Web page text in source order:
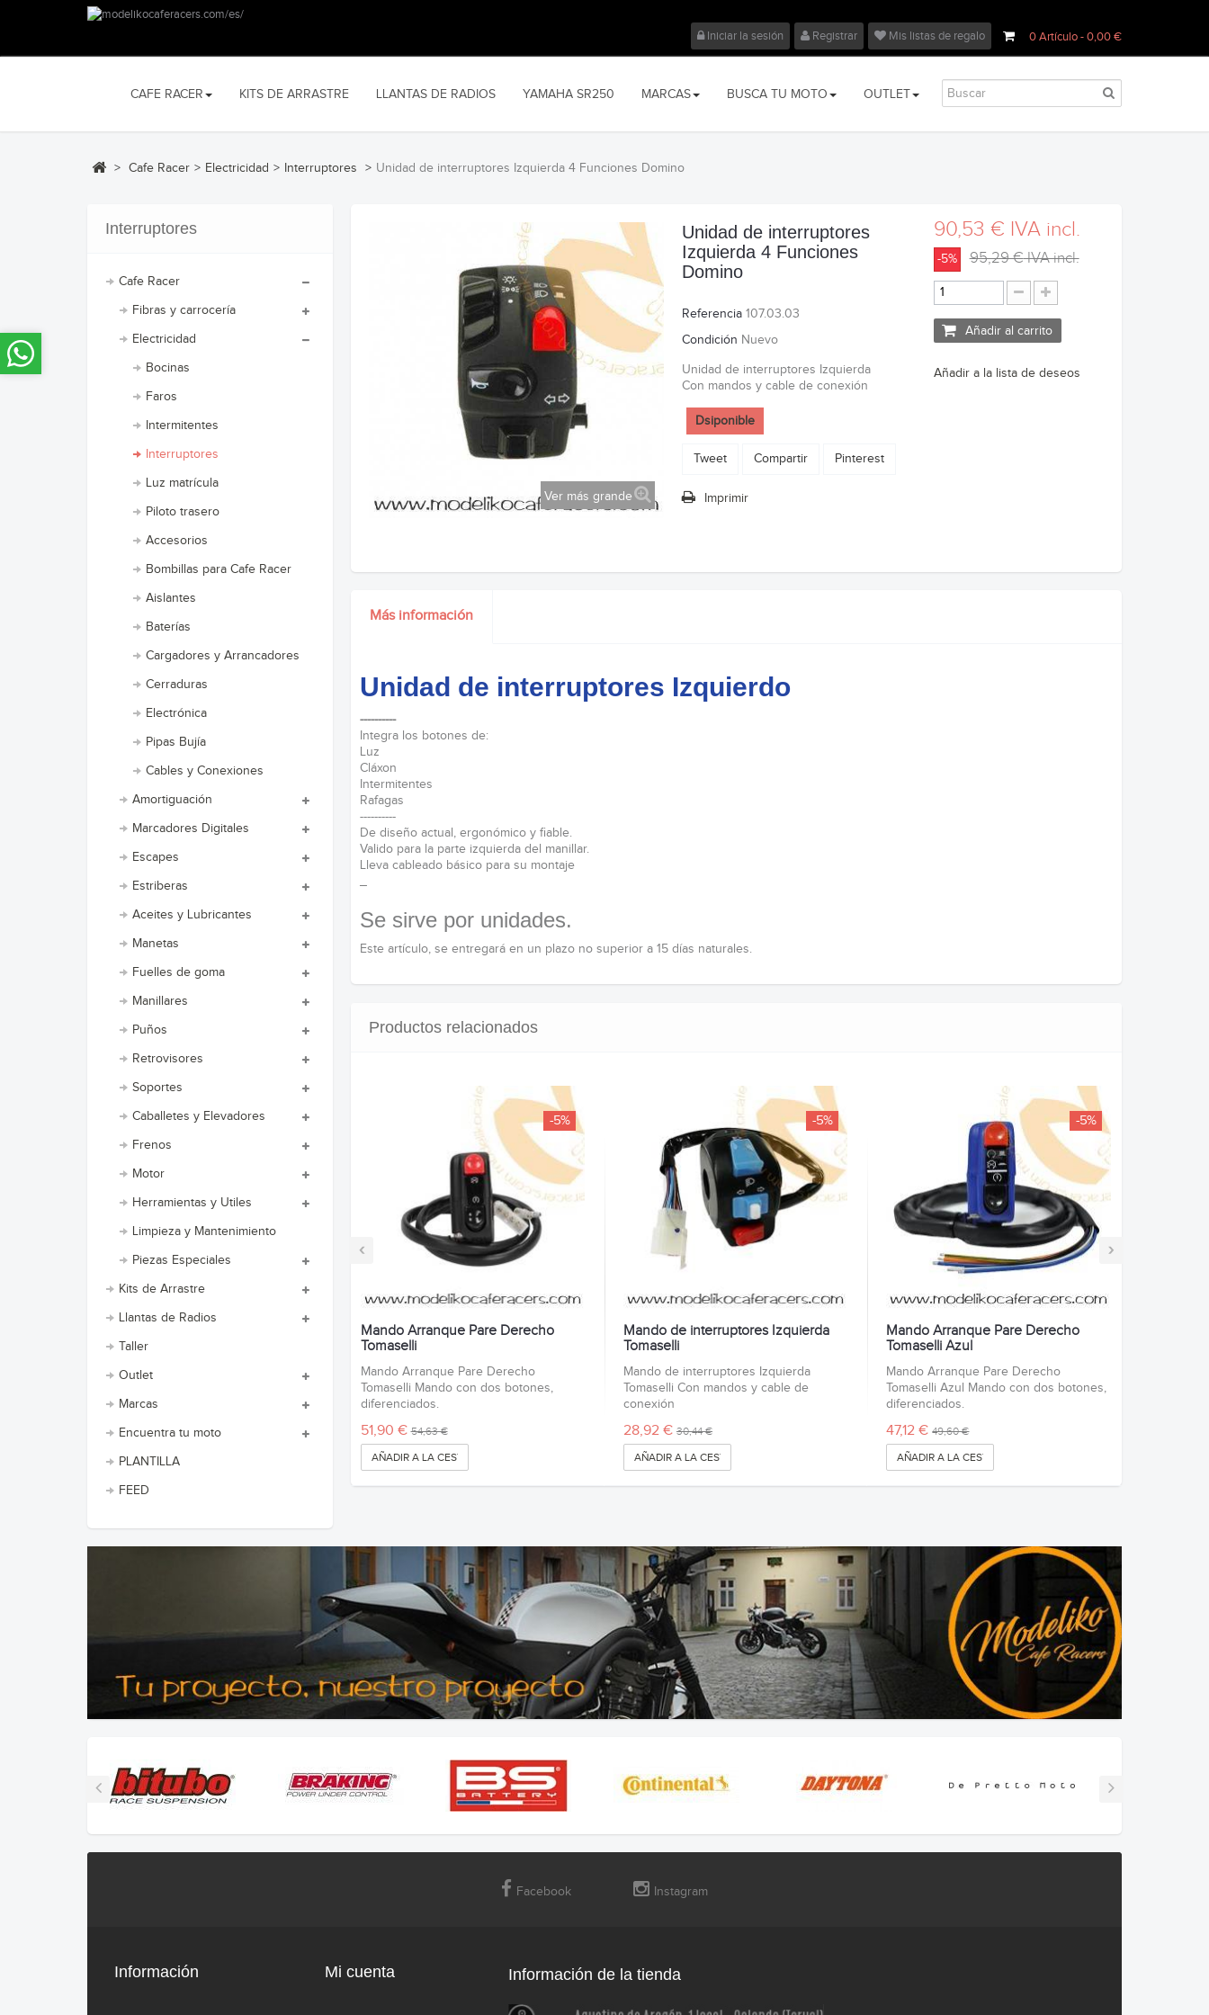
0Artículo- 0,00 €
Iniciar la sesión Registrar Mis listas de regalo
CAFE RACER KITS DE ARRASTRE LLANTAS DE RADIOS YAMAHA SR250 MARCAS BUSCA TU MOTO OUTLET
> Cafe Racer > Electricidad > Interruptores > Unidad de interruptores Izquierda 4 Funciones Domino
Interruptores
Cafe Racer
Fibras y carrocería
Electricidad
Bocinas
Faros
Intermitentes
Interruptores
Luz matrícula
Piloto trasero
Accesorios
Bombillas para Cafe Racer
Aislantes
Baterías
Cargadores y Arrancadores
Cerraduras
Electrónica
Pipas Bujía
Cables y Conexiones
Amortiguación
Marcadores Digitales
Escapes
Estriberas
Aceites y Lubricantes
Manetas
Fuelles de goma
Manillares
Puños
Retrovisores
Soportes
Caballetes y Elevadores
Frenos
Motor
Herramientas y Utiles
Limpieza y Mantenimiento
Piezas Especiales
Kits de Arrastre
Llantas de Radios
Taller
Outlet
Marcas
Encuentra tu moto
PLANTILLA
FEED
Ver más grande
Unidad de interruptores
Izquierda 4 Funciones
Domino
Referencia 107.03.03
Condición Nuevo
Unidad de interruptores Izquierda
Con mandos y cable de conexión
Dsiponible
Tweet Compartir Pinterest
Imprimir
90,53 € IVA incl.
-5% 95,29 €IVA incl.
Añadir al carrito
Añadir a la lista de deseos
Más información
Unidad de interruptores Izquierdo
----------
Integra los botones de:
Luz
Cláxon
Intermitentes
Rafagas
----------
De diseño actual, ergonómico y fiable.
Valido para la parte izquierda del manillar.
Lleva cableado básico para su montaje
Se sirve por unidades.
Este artículo, se entregará en un plazo no superior a 15 días naturales.
Productos relacionados
‹ ›
-5%
Mando Arranque Pare Derecho
Tomaselli
Mando Arranque Pare Derecho
Tomaselli Mando con dos botones,
diferenciados.
51,90 € 54,63 €
AÑADIR A LA CESTA
-5%
Mando de interruptores Izquierda
Tomaselli
Mando de interruptores Izquierda
Tomaselli Con mandos y cable de
conexión
28,92 € 30,44 €
AÑADIR A LA CESTA
-5%
Mando Arranque Pare Derecho
Tomaselli Azul
Mando Arranque Pare Derecho
Tomaselli Azul Mando con dos botones,
diferenciados.
47,12 € 49,60 €
AÑADIR A LA CESTA
Facebook Instagram
Información Mi cuenta Información de la tienda